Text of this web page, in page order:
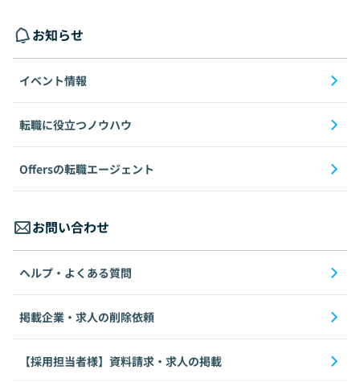
お知らせ
イベント情報
転職に役立つノウハウ
Offersの転職エージェント
お問い合わせ
ヘルプ・よくある質問
掲載企業・求人の削除依頼
【採用担当者様】資料請求・求人の掲載